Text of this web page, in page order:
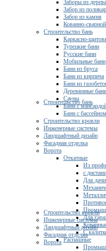
Строительство бань
Строительство кровли
Инженерные системы
Ландшафтный дизайн
Фасадная отделка
Ворота
Заборы из дерева
Забор из
Забор из камня
Кованно-
Строительство бань
Каркасно-
Турецкие бани
Русские бани
Мобильные бани
Бани из бруса
Бани из кирпича
Бани из
Деревянные бани
Сауны
Бани с
Бани с бассейном
Строительство кровли
Инженерные системы
Ландшафтный дизайн
Фасадная отделка
Ворота
Откатные
Из
с
Для дачи
Для
С
Распашные